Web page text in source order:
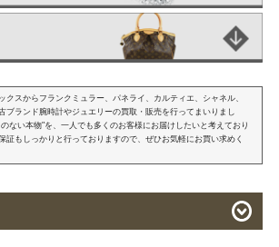
クスからフランクミュラー、パネライ、カルティエ、シャネル、
ブランド腕時計やジュエリーの買取・販売を行ってまいりまし
ない本物"を、一人でも多くのお客様にお届けしたいと考えており
証もしっかりと行っておりますので、ぜひお気軽にお買い求めく